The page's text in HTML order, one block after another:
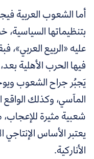
أما الشعوب العربية
بتنظيماتها
عليه «الربيع العربي»،
فيها الحرب الأهلية
يَجبُر جراح الشعوب
المآسي، وكذلكالواقع
شعبية مثيرة للإعجاب،
يعتبر الأساس الإنتاجي
الأناركية.